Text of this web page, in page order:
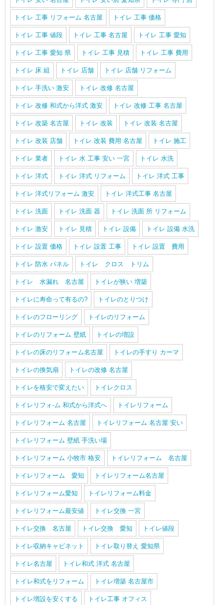
トイレ 工事 リフォーム 名古屋 トイレ 工事 価格
トイレ 工事 値段 トイレ 工事 名古屋 トイレ 工事 愛知
トイレ 工事 愛知 県 トイレ 工事 見積 トイレ 工事 費用
トイレ 床 組 トイレ 店舗 トイレ 店舗 リフォーム
トイレ 手洗い 激安 トイレ 改修 名古屋
トイレ 改修 和式から洋式 激安 トイレ 改修 工事 名古屋
トイレ 改築 名古屋 トイレ 改装 トイレ 改装 名古屋
トイレ 改装 店舗 トイレ 改装 費用 名古屋 トイレ 施工
トイレ 業者 トイレ 水 工事 安い 一宮 トイレ 水洗
トイレ 洋式 トイレ 洋式 リフォーム トイレ 洋式 工事
トイレ 洋式リフォーム 激安 トイレ 洋式工事 名古屋
トイレ 洗面 トイレ 洗面 器 トイレ 洗面 所 リフォーム
トイレ 激安 トイレ 見積 トイレ 設備 トイレ 設備 水洗
トイレ 設置 価格 トイレ 設置 工事 トイレ 設置 費用
トイレ 防水 パネル トイレ クロス トリム
トイレ 水漏れ 名古屋 トイレが狭い 増築
トイレに寿命って有るの? トイレのとりつけ
トイレのフローリング トイレのリフォーム
トイレのリフォーム 壁紙 トイレの増設
トイレの床のリフォーム名古屋 トイレの手すり カーマ
トイレの換気扇 トイレの改修 名古屋
トイレを格安で変えたい トイレクロス
トイレリフォ-ム 和式から洋式へ トイレリフォーム
トイレリフォーム 名古屋 トイレリフォーム 名古屋 安い
トイレリフォーム 壁紙 手洗い場
トイレリフォーム 小牧市 格安 トイレリフォーム 名古屋
トイレリフォーム 愛知 トイレリフォーム名古屋
トイレリフォーム愛知 トイレリフォーム料金
トイレリフォーム最安値 トイレ交換 一宮
トイレ交換 名古屋 トイレ交換 愛知 トイレ値段
トイレ収納キャビネット トイレ取り替え 愛知県
トイレ名古屋 トイレ和式 洋式 名古屋
トイレ和式をリフォーム トイレ増築 名古屋市
トイレ増設を安くする トイレ工事 オフィス